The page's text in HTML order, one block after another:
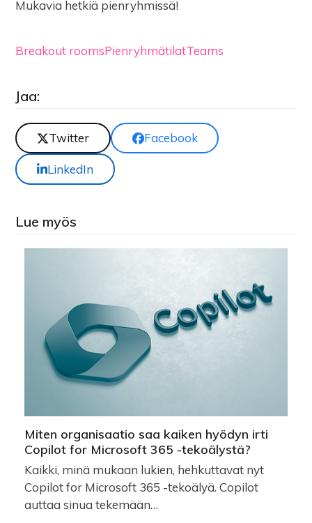
Mukavia hetkiä pienryhmissä!
Breakout roomsPienryhmätilatTeams
Jaa:
Twitter Facebook
LinkedIn
Lue myös
Miten organisaatio saa kaiken hyödyn irti
Copilot for Microsoft 365 -tekoälystä?
Kaikki, minä mukaan lukien, hehkuttavat nyt
Copilot for Microsoft 365 -tekoälyä. Copilot
auttaa sinua tekemään…